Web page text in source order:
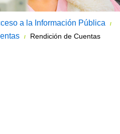
a la Información Pública /
/
Rendición de Cuentas